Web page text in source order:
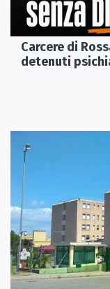
Carcere di
detenuti